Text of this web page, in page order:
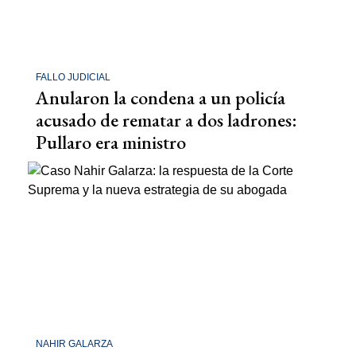
FALLO JUDICIAL
Anularon la condena a un policía
acusado de rematar a dos ladrones:
Pullaro era ministro
NAHIR GALARZA